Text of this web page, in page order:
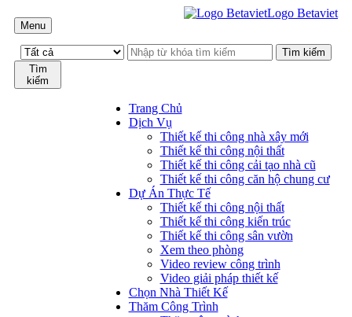
Menu
Logo Betaviet
Tìm
kiếm
Trang Chủ
Dịch Vụ
Thiết kế thi công nhà xây mới
Thiết kế thi công nội thất
Thiết kế thi công cải tạo nhà cũ
Thiết kế thi công căn hộ chung cư
Dự Án Thực Tế
Thiết kế thi công nội thất
Thiết kế thi công kiến trúc
Thiết kế thi công sân vườn
Xem theo phòng
Video review công trình
Video giải pháp thiết kế
Chọn Nhà Thiết Kế
Thăm Công Trình